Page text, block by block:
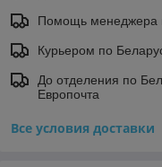
Помощь менеджера
Курьером по
До отделения по
Европочта
Все условия доставки